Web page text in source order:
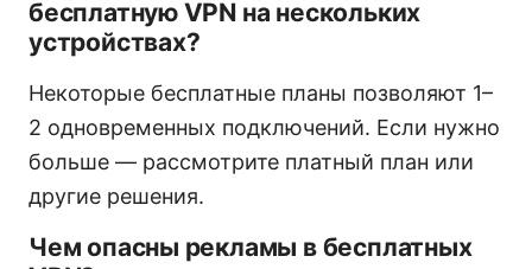
бесплатную VPN на нескольких
устройствах?
Некоторые бесплатные планы позволяют 1–
2 одновременных подключений. Если нужно
больше — рассмотрите платный план или
другие решения.
Чем опасны рекламы в бесплатных